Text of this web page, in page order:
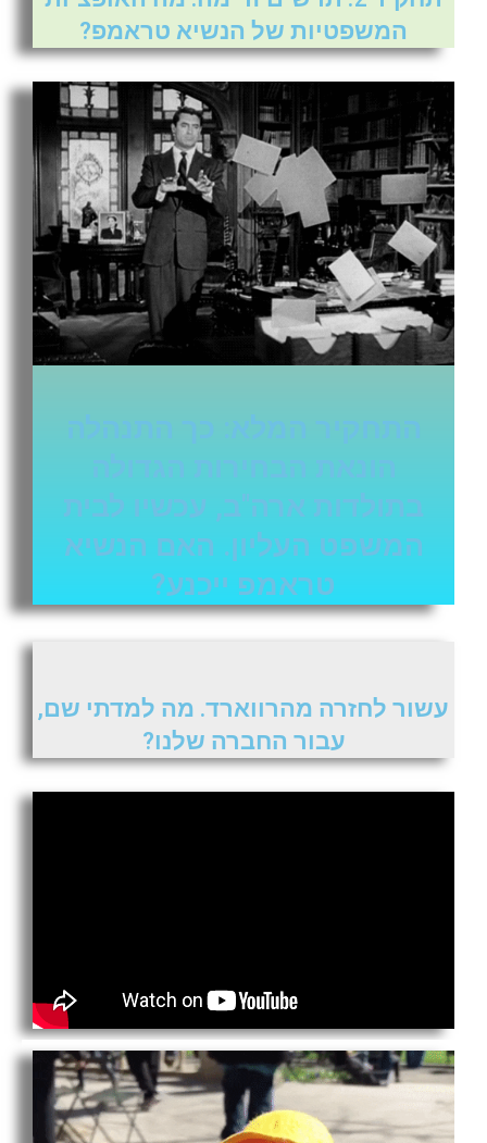
המשפטיות של הנשיא טראמפ?
התחקיר המלא: כך התנהלה
בתולדות ארה"ב, עכשיו לבית
המשפט העליון. האם הנשיא
טראמפ ייכנע?
עשור לחזרה מהרווארד. מה למדתי שם,
עבור החברה שלנו?